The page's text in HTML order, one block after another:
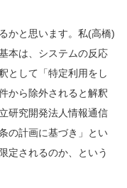
かと思います。私(高橋)
本は、システムの反応
として「特定利用をし
から除外されると解釈
研究開発法人情報通信
の計画に基づき」とい
定されるのか、という